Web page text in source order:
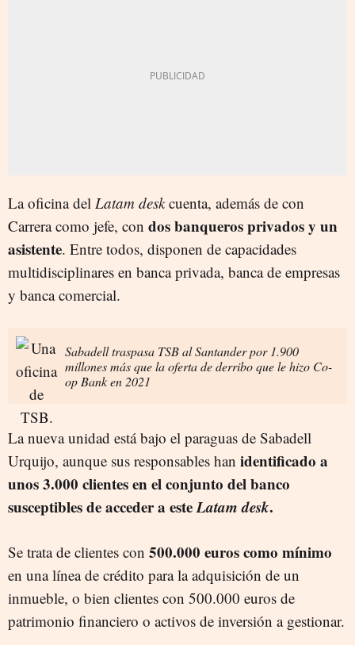
La oficina del Latam deskcuenta, además de con
Carrera como jefe, con dos banqueros privados y un
asistente. Entre todos, disponen de capacidades
multidisciplinares en banca privada, banca de empresas
y banca comercial.
Sabadell traspasa TSB al Santander por 1.900
millones más que la oferta de derribo que le hizo Co-
op Bank en 2021
La nueva unidad está bajo el paraguas de Sabadell
Urquijo, aunque sus responsables han identificado a
unos 3.000 clientes en el conjunto del banco
susceptibles de acceder a esteLatam desk.
Se trata de clientes con 500.000 euros como mínimo
en una línea de crédito para la adquisición de un
inmueble, o bien clientes con 500.000 euros de
patrimonio financiero o activos de inversión a gestionar.